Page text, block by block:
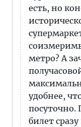
есть, но
метро? А
удобнее,
посуточно.
билет